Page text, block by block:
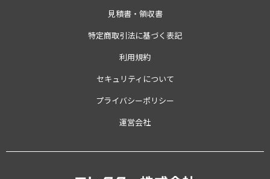
見積書・領収書
特定商取引法に基づく表記
利用規約
セキュリティについて
プライバシーポリシー
運営会社